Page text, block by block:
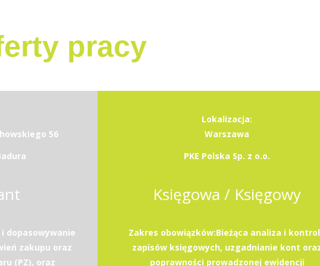
pracy
56
dopasowywanie
zakupu oraz
(PZ), oraz
Lokalizacja:
Warszawa
PKE Polska Sp. z o.o.
Księgowa / Księgowy
Zakres obowiązków:Bieżąca analiza i
zapisów księgowych, uzgadnianie kont
poprawności prowadzonej ewidencji